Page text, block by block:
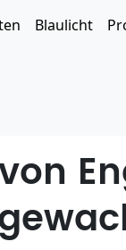
Blaulicht